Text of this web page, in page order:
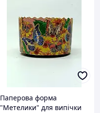
Паперова форма
"Метелики" для випічки